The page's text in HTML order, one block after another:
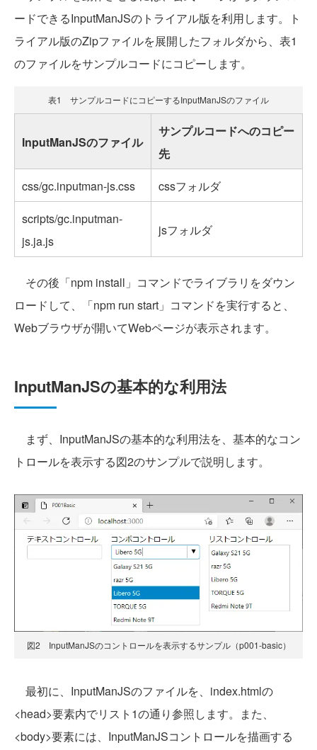
ードできるInputManJSのトライアル版を利用します。ト
ライアル版のZipファイルを展開したフォルダから、表1
のファイルをサンプルコードにコピーします。
表1 サンプルコードにコピーするInputManJSのファイル
InputManJSのファイル
サンプルコードへのコピー
先
css/gc.inputman-js.css
cssフォルダ
scripts/gc.inputman-
js.ja.js
jsフォルダ
その後「npm install」コマンドでライブラリをダウン
ロードして、「npm run start」コマンドを実行すると、
Webブラウザが開いてWebページが表示されます。
InputManJSの基本的な利用法
まず、InputManJSの基本的な利用法を、基本的なコン
トロールを表示する図2のサンプルで説明します。
図2 InputManJSのコントロールを表示するサンプル（p001-basic）
最初に、InputManJSのファイルを、index.htmlの
<head>要素内でリスト1の通り参照します。また、
<body>要素には、InputManJSコントロールを描画する